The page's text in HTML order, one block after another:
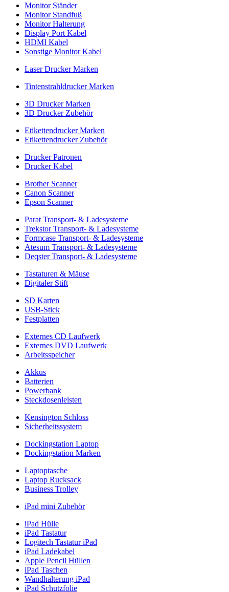
Monitor Ständer
Monitor Standfuß
Monitor Halterung
Display Port Kabel
HDMI Kabel
Sonstige Monitor Kabel
Laser Drucker Marken
Tintenstrahldrucker Marken
3D Drucker Marken
3D Drucker Zubehör
Etikettendrucker Marken
Etikettendrucker Zubehör
Drucker Patronen
Drucker Kabel
Brother Scanner
Canon Scanner
Epson Scanner
Parat Transport- & Ladesysteme
Trekstor Transport- & Ladesysteme
Formcase Transport- & Ladesysteme
Atesum Transport- & Ladesysteme
Deqster Transport- & Ladesysteme
Tastaturen & Mäuse
Digitaler Stift
SD Karten
USB-Stick
Festplatten
Externes CD Laufwerk
Externes DVD Laufwerk
Arbeitsspeicher
Akkus
Batterien
Powerbank
Steckdosenleisten
Kensington Schloss
Sicherheitssystem
Dockingstation Laptop
Dockingstation Marken
Laptoptasche
Laptop Rucksack
Business Trolley
iPad mini Zubehör
iPad Hülle
iPad Tastatur
Logitech Tastatur iPad
iPad Ladekabel
Apple Pencil Hüllen
iPad Taschen
Wandhalterung iPad
iPad Schutzfolie